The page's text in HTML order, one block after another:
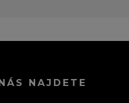
NAJDETE